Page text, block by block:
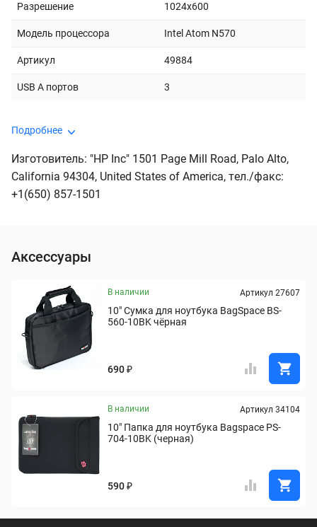
Разрешение 1024x600
Модель процессора Intel Atom N570
Артикул 49884
USB A портов 3
Подробнее
Изготовитель: "HP Inc" 1501 Page Mill Road, Palo Alto,
California 94304, United States of America, тeл./факс:
+1(650) 857-1501
Аксессуары
В наличии Артикул 27607
10" Сумка для ноутбука BagSpace BS-
560-10BK чёрная
690 ₽
В наличии Артикул 34104
10" Папка для ноутбука Bagspace PS-
704-10BK (черная)
590 ₽